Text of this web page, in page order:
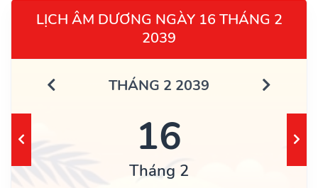
LỊCH ÂM DƯƠNG NGÀY 16 THÁNG 2
2039
THÁNG 2 2039
16
Tháng 2